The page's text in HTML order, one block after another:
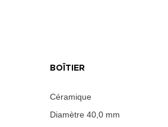
BOÎTIER
Céramique
Diamètre 40,0 mm